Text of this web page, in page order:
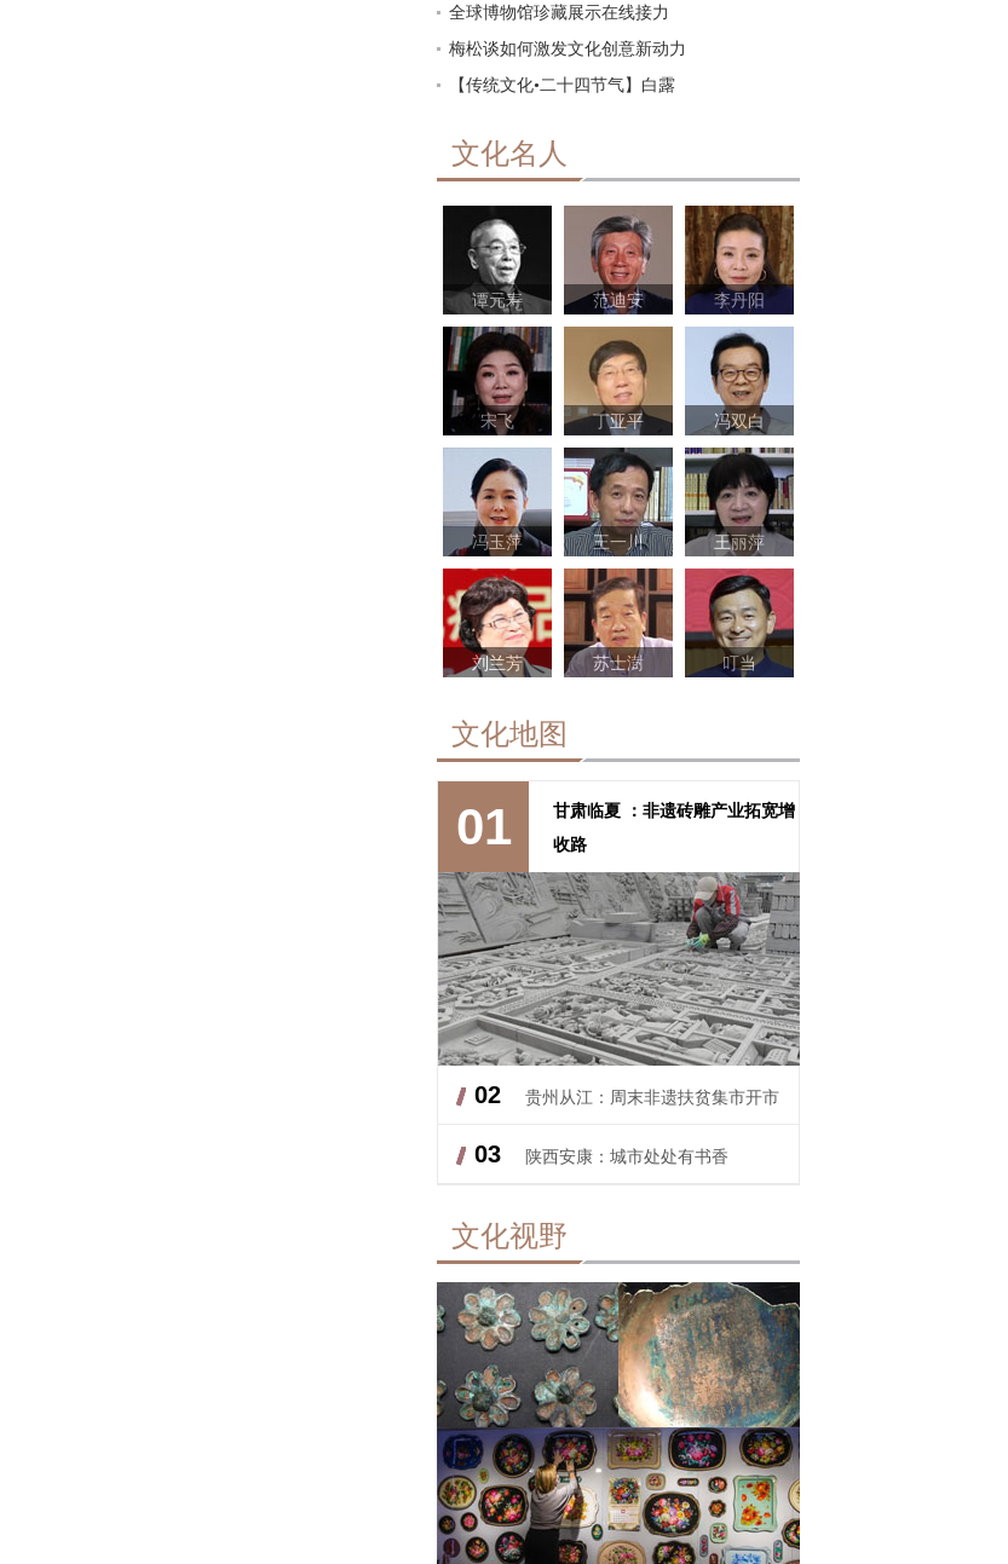
全球博物馆珍藏展示在线接力
梅松谈如何激发文化创意新动力
【传统文化•二十四节气】白露
文化名人
谭元寿 范迪安 李丹阳
宋飞 丁亚平 冯双白
冯玉萍 王一川 王丽萍
刘兰芳 苏士澍 叮当
文化地图
01
甘肃临夏 ：非遗砖雕产业拓宽增
收路
02 贵州从江：周末非遗扶贫集市开市
03 陕西安康：城市处处有书香
文化视野